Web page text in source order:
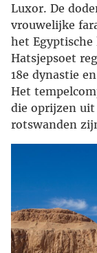
Luxor. De
vrouwelijke
het
Hatsjepsoet
18e dynastie
Het
die oprijzen uit
rotswanden